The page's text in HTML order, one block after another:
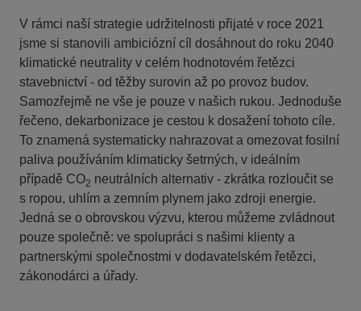
V rámci naší strategie udržitelnosti přijaté v roce 2021
jsme si stanovili ambiciózní cíl dosáhnout do roku 2040
klimatické neutrality v celém hodnotovém řetězci
stavebnictví - od těžby surovin až po provoz budov.
Samozřejmě ne vše je pouze v našich rukou. Jednoduše
řečeno, dekarbonizace je cestou k dosažení tohoto cíle.
To znamená systematicky nahrazovat a omezovat fosilní
paliva používáním klimaticky šetrných, v ideálním
případě CO2 neutrálních alternativ - zkrátka rozloučit se
s ropou, uhlím a zemním plynem jako zdroji energie.
Jedná se o obrovskou výzvu, kterou můžeme zvládnout
pouze společně: ve spolupráci s našimi klienty a
partnerskými společnostmi v dodavatelském řetězci,
zákonodárci a úřady.